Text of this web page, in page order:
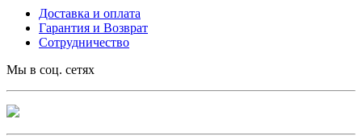
Доставка и оплата
Гарантия и Возврат
Сотрудничество
Мы в соц. сетях